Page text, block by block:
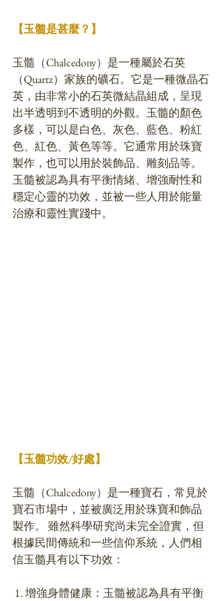
【玉髓是甚麼？】
玉髓（Chalcedony）是一種屬於石英
（Quartz）家族的礦石。它是一種微晶石
英，由非常小的石英微結晶組成，呈現
出半透明到不透明的外觀。玉髓的顏色
多樣，可以是白色、灰色、藍色、粉紅
色、紅色、黃色等等。它通常用於珠寶
製作，也可以用於裝飾品、雕刻品等。
玉髓被認為具有平衡情緒、增強耐性和
穩定心靈的功效，並被一些人用於能量
治療和靈性實踐中。
【玉髓功效/好處】
玉髓（Chalcedony）是一種寶石，常見於
寶石市場中，並被廣泛用於珠寶和飾品
製作。 雖然科學研究尚未完全證實，但
根據民間傳統和一些信仰系統，人們相
信玉髓具有以下功效：